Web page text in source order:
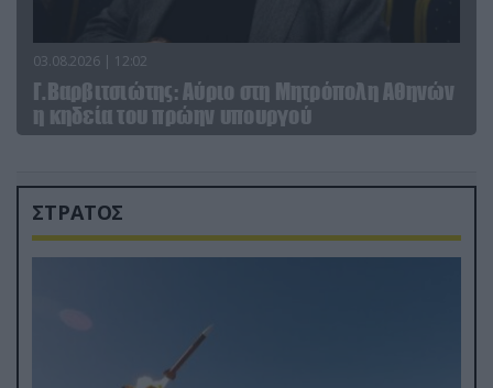
03.08.2026 | 12:02
Γ.Βαρβιτσιώτης: Aύριο στη Μητρόπολη Αθηνών
η κηδεία του πρώην υπουργού
ΣΤΡΑΤΟΣ